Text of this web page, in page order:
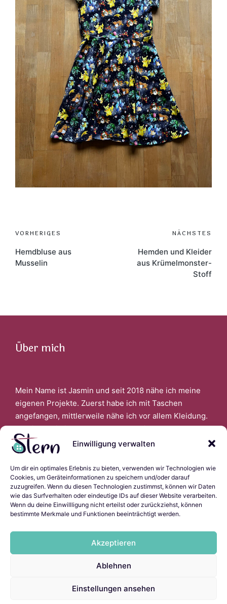
Einwilligung verwalten
Um dir ein optimales Erlebnis zu bieten, verwenden wir Technologien wie
Cookies, um Geräteinformationen zu speichern und/oder darauf
zuzugreifen. Wenn du diesen Technologien zustimmst, können wir Daten
wie das Surfverhalten oder eindeutige IDs auf dieser Website verarbeiten.
Wenn du deine Einwillligung nicht erteilst oder zurückziehst, können
bestimmte Merkmale und Funktionen beeinträchtigt werden.
Akzeptieren
Ablehnen
Einstellungen ansehen
Post
navigation
VORHERIGES
Hemdbluse aus
Musselin
NÄCHSTES
Hemden und Kleider
aus Krümelmonster-
Stoff
Über mich
Mein Name ist Jasmin und seit 2018 nähe ich meine
eigenen Projekte. Zuerst habe ich mit Taschen
angefangen, mittlerweile nähe ich vor allem Kleidung.
Faszinert bin ich auch davon, wenn ich aus alter
Kleidung Neues schaffen kann.
Links
Impressum
Datenschutzerklärung
Cookie-Richtlinie (EU)
Ladyscript.ninja